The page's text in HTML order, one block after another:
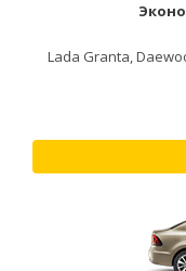
Lada Granta,